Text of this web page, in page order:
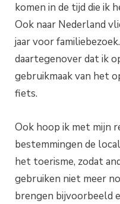
komen in de tijd die ik
Ook naar Nederland
jaar voor
daartegenover dat ik
gebruikmaak van het
fiets.
Ook hoop ik met mijn
bestemmingen de
het toerisme, zodat
gebruiken niet meer
brengen bijvoorbeeld